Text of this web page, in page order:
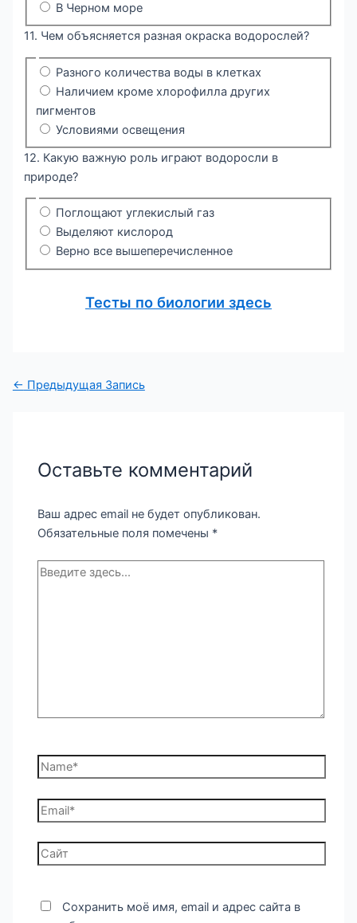
В Черном море
11. Чем объясняется разная окраска водорослей?
Разного количества воды в клетках
Наличием кроме хлорофилла других
пигментов
Условиями освещения
12. Какую важную роль играют водоросли в
природе?
Поглощают углекислый газ
Выделяют кислород
Верно все вышеперечисленное
Тесты по биологии здесь
Навигация
← Предыдущая Запись
Оставьте комментарий
Ваш адрес email не будет опубликован.
Обязательные поля помечены *
Введите
Name*
Email*
Сайт
Сохранить моё имя, email и адрес сайта в